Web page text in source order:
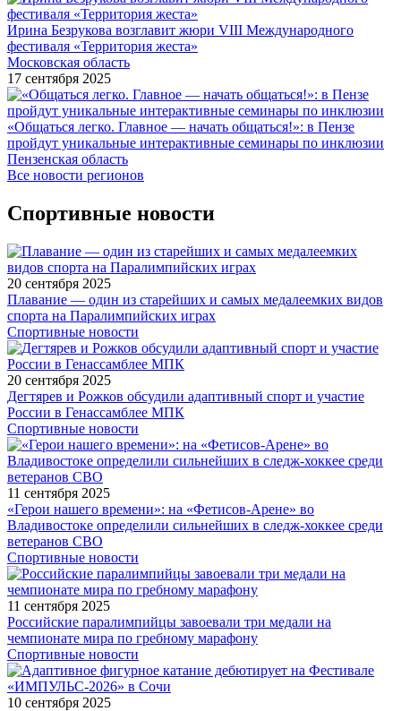
Ирина Безрукова возглавит жюри VIII Международного
фестиваля «Территория жеста»
Московская область
17 сентября 2025
«Общаться легко. Главное — начать общаться!»: в Пензе
пройдут уникальные интерактивные семинары по инклюзии
Пензенская область
Все новости регионов
Спортивные новости
20 сентября 2025
Плавание — один из старейших и самых медалеемких видов
спорта на Паралимпийских играх
Спортивные новости
20 сентября 2025
Дегтярев и Рожков обсудили адаптивный спорт и участие
России в Генассамблее МПК
Спортивные новости
11 сентября 2025
«Герои нашего времени»: на «Фетисов-Арене» во
Владивостоке определили сильнейших в следж-хоккее среди
ветеранов СВО
Спортивные новости
11 сентября 2025
Российские паралимпийцы завоевали три медали на
чемпионате мира по гребному марафону
Спортивные новости
10 сентября 2025